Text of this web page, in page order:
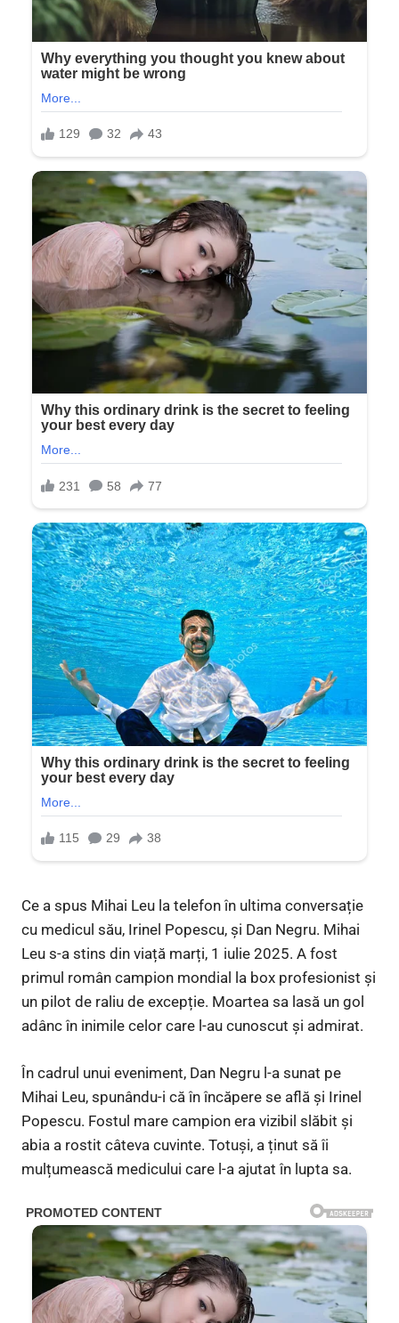
Ce a spus Mihai Leu la telefon în ultima conversație
cu medicul său, Irinel Popescu, și Dan Negru. Mihai
Leu s-a stins din viață marți, 1 iulie 2025. A fost
primul român campion mondial la box profesionist și
un pilot de raliu de excepție. Moartea sa lasă un gol
adânc în inimile celor care l-au cunoscut și admirat.
În cadrul unui eveniment, Dan Negru l-a sunat pe
Mihai Leu, spunându-i că în încăpere se află și Irinel
Popescu. Fostul mare campion era vizibil slăbit și
abia a rostit câteva cuvinte. Totuși, a ținut să îi
mulțumească medicului care l-a ajutat în lupta sa.